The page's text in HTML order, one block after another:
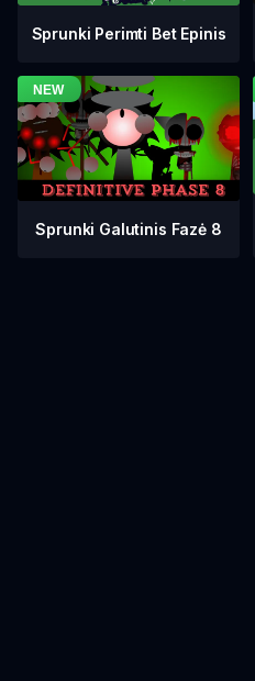
Sprunki Perimti Bet Epinis
Sprunki Galutinis Fazė 8